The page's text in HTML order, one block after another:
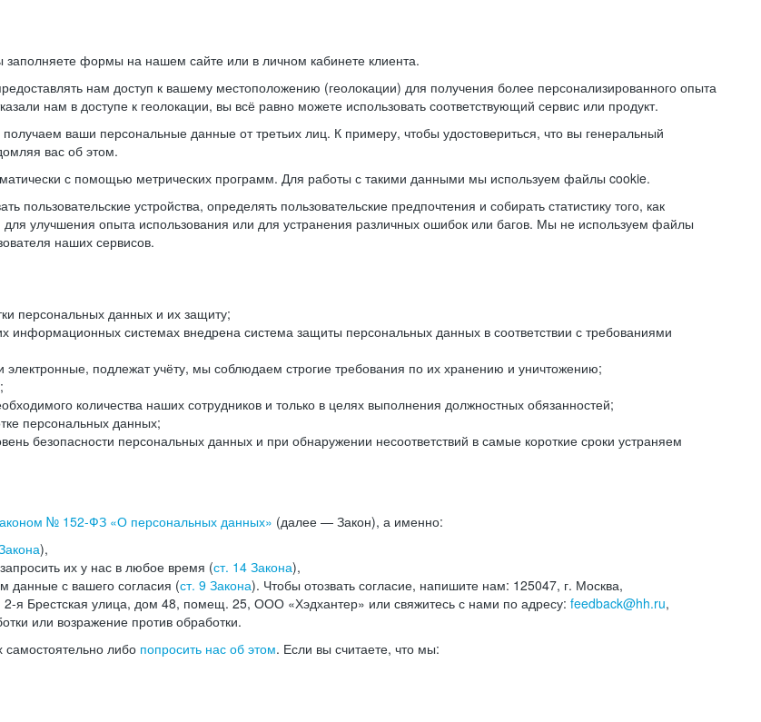
формы на нашем сайте или в личном кабинете клиента.
нам доступ к вашему местоположению (геолокации) для получения более персонализированного опыта
нам в доступе к геолокации, вы всё равно можете использовать соответствующий сервис или продукт.
ваши персональные данные от третьих лиц. К примеру, чтобы удостовериться, что вы генеральный
вас об этом.
с помощью метрических программ. Для работы с такими данными мы используем файлы cookie.
устройства, определять пользовательские предпочтения и собирать статистику того, как
улучшения опыта использования или для устранения различных ошибок или багов. Мы не используем файлы
наших сервисов.
персональных данных и их защиту;
информационных системах внедрена система защиты персональных данных в соответствии с требованиями
подлежат учёту, мы соблюдаем строгие требования по их хранению и уничтожению;
количества наших сотрудников и только в целях выполнения должностных обязанностей;
персональных данных;
безопасности персональных данных и при обнаружении несоответствий в самые короткие сроки устраняем
№ 152-ФЗ «О персональных данных» (далее — Закон), а именно:
),
их у нас в любое время (ст. 14 Закона),
данные с вашего согласия (ст. 9 Закона). Чтобы отозвать согласие, напишите нам: 125047, г. Москва,
2-я Брестская улица, дом 48, помещ. 25, ООО «Хэдхантер» или свяжитесь с нами по адресу: feedback@hh.ru,
или возражение против обработки.
либо попросить нас об этом. Если вы считаете, что мы: